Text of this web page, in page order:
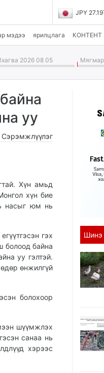
JPY
мэдээ ярилцлага КОНТЕНТ
2026 08 05 Мягмар
уу
Сэрэмжлүүлэг
Хүн амьд
хүн бие
насыг юм нь
гэх
болоод байна
уу гэлтэй.
өнжилгүй
болохоор
шүүмжлэх
санаа нь
хэрээс
Шинэ